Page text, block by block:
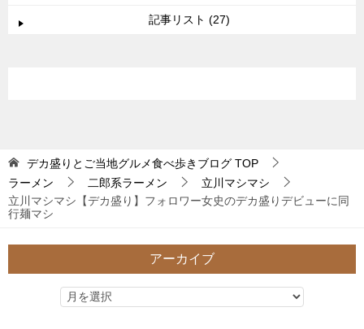
記事リスト (27)
デカ盛りとご当地グルメ食べ歩きブログ TOP
ラーメン
二郎系ラーメン
立川マシマシ
立川マシマシ【デカ盛り】フォロワー女史のデカ盛りデビューに同
行麺マシ
アーカイブ